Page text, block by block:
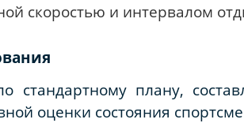
скоростью и интервалом
стандартному плану,
оценки состояния